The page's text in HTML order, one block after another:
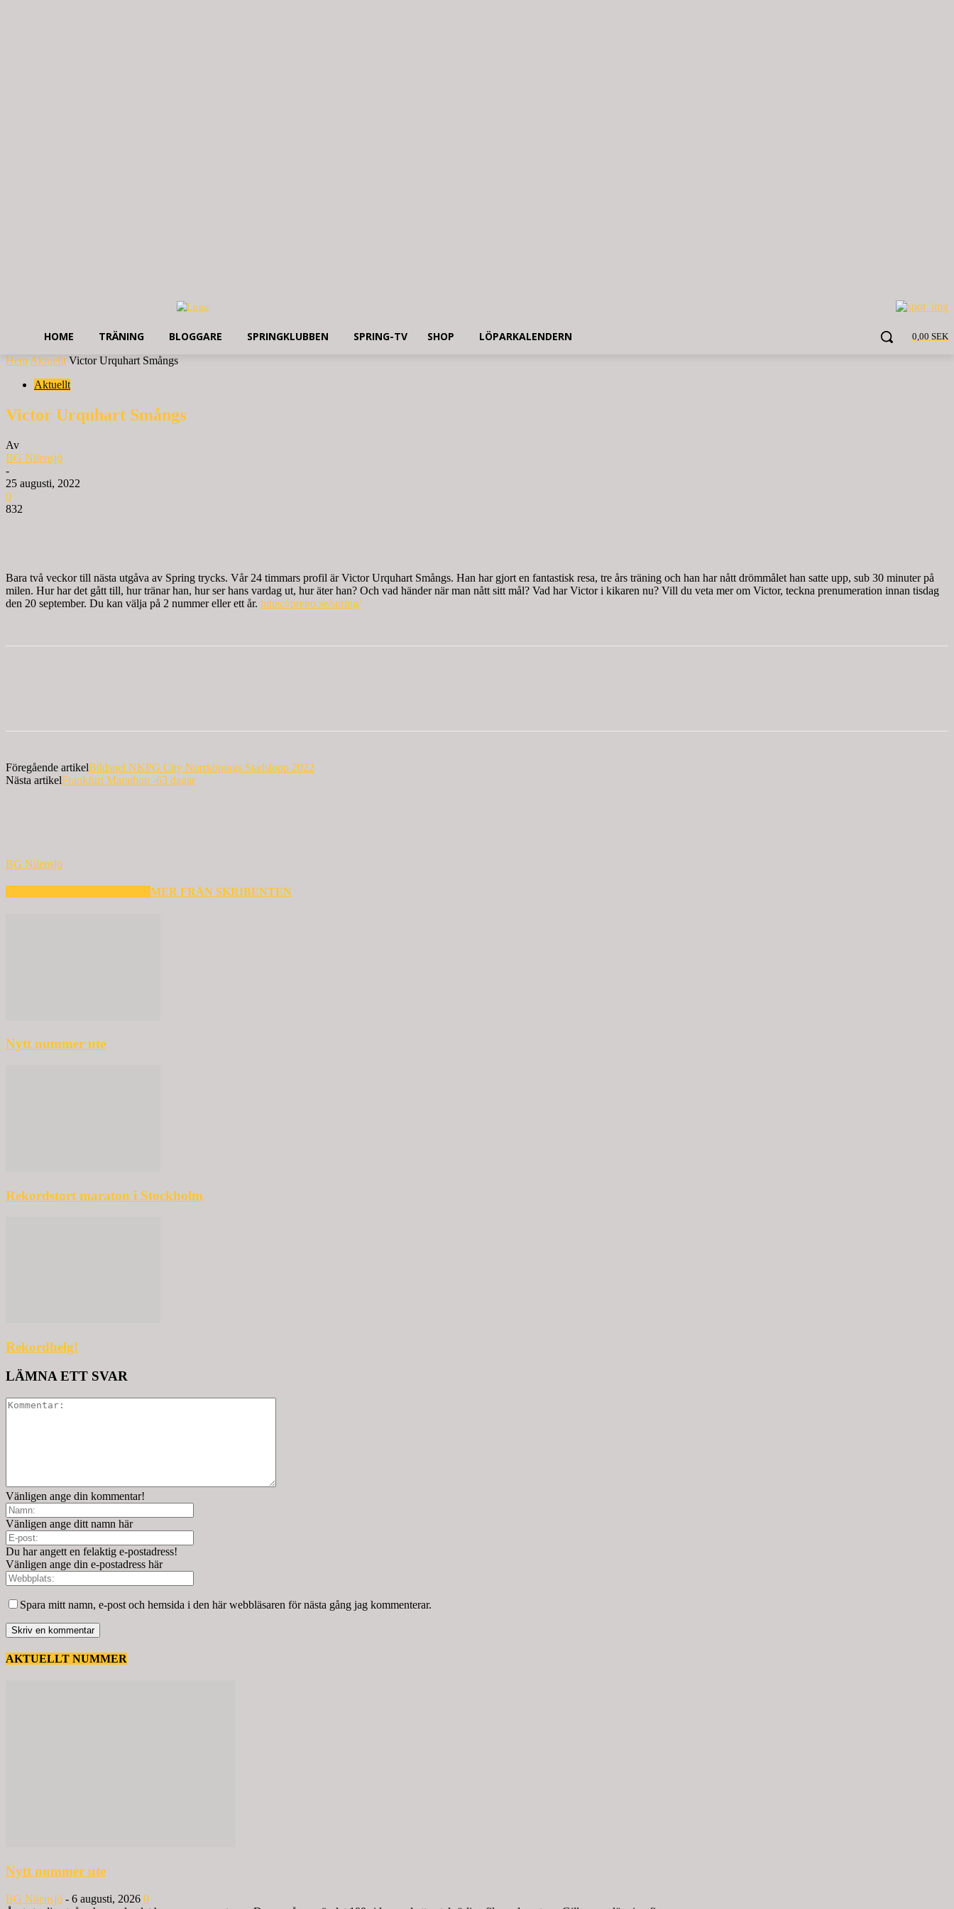
0,00 SEK
HOME TRÄNING BLOGGARE SPRINGKLUBBEN SPRING-TV SHOP LÖPARKALENDERN
Hem Aktuellt Victor Urquhart Smångs
Aktuellt
Victor Urquhart Smångs
Av
BG Nilensjö
-
25 augusti, 2022
0
832
Bara två veckor till nästa utgåva av Spring trycks. Vår 24 timmars profil är Victor Urquhart Smångs. Han har gjort en fantastisk resa, tre års träning och han har nått drömmålet han satte upp, sub 30 minuter på
milen. Hur har det gått till, hur tränar han, hur ser hans vardag ut, hur äter han? Och vad händer när man nått sitt mål? Vad har Victor i kikaren nu? Vill du veta mer om Victor, teckna prenumeration innan tisdag
den 20 september. Du kan välja på 2 nummer eller ett år. https://preno.se/spring/
Föregående artikelBildspel NKPG City Norrköpings Stadslopp 2022
Nästa artikelFrankfurt Marathon -63 dagar
BG Nilensjö
MER FRÅN SKRIBENTEN
Nytt nummer ute
Rekordstort maraton i Stockholm
Rekordhelg!
LÄMNA ETT SVAR
Vänligen ange din kommentar!
Vänligen ange ditt namn här
Du har angett en felaktig e-postadress!
Vänligen ange din e-postadress här
Spara mitt namn, e-post och hemsida i den här webbläsaren för nästa gång jag kommenterar.
AKTUELLT NUMMER
Nytt nummer ute
BG Nilensjö - 6 augusti, 2026 0